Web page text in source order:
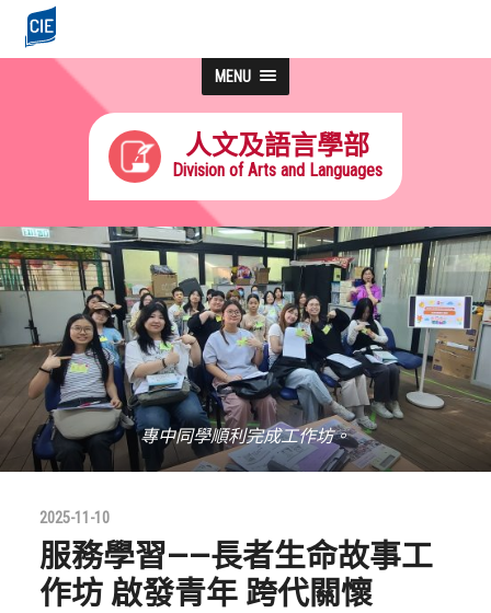
MENU
人文及語言學部
Division of Arts and Languages
專中同學順利完成工作坊。
2025-11-10
服務學習——長者生命故事工
作坊 啟發青年 跨代關懷